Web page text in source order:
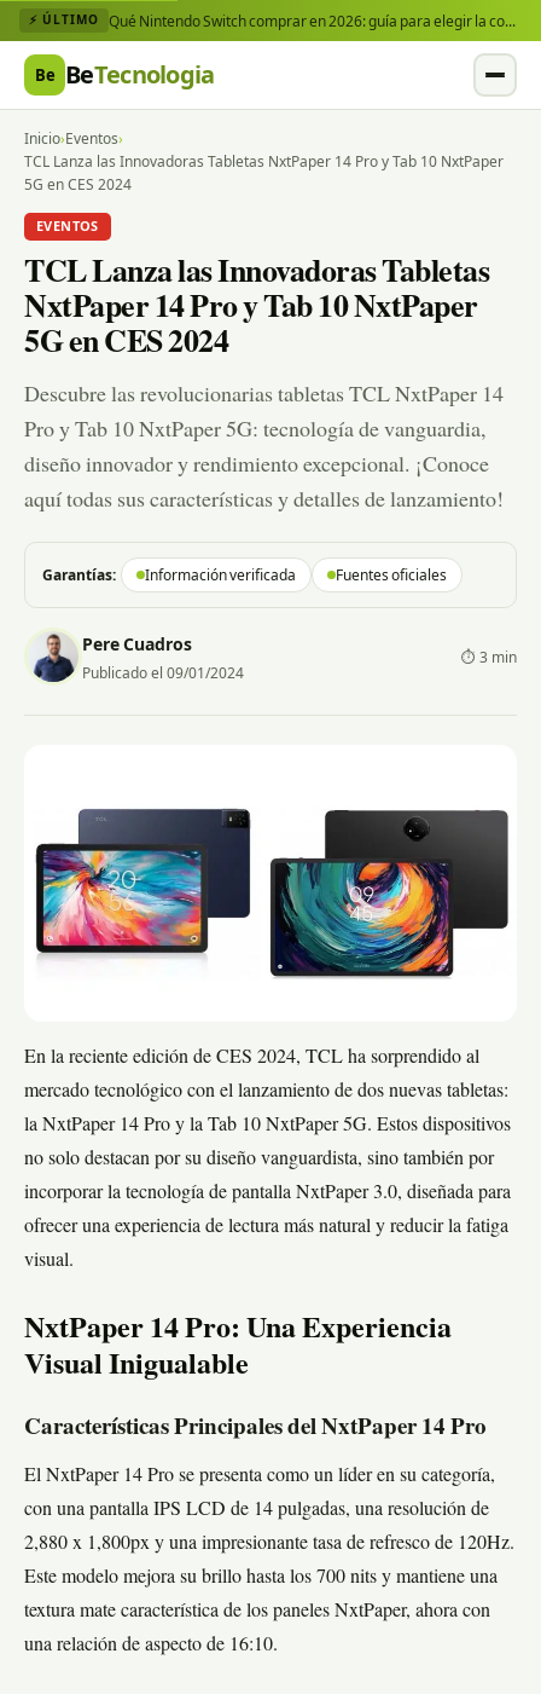
⚡ ÚLTIMO Qué Nintendo Switch comprar en 2026: guía para elegir la consola y los juegos que necesitas
Be BeTecnologia
Inicio›Eventos›
TCL Lanza las Innovadoras Tabletas NxtPaper 14 Pro y Tab 10 NxtPaper
5G en CES 2024
EVENTOS
TCL Lanza las Innovadoras Tabletas
NxtPaper 14 Pro y Tab 10 NxtPaper
5G en CES 2024
Descubre las revolucionarias tabletas TCL NxtPaper 14
Pro y Tab 10 NxtPaper 5G: tecnología de vanguardia,
diseño innovador y rendimiento excepcional. ¡Conoce
aquí todas sus características y detalles de lanzamiento!
Garantías: Información verificada Fuentes oficiales
Pere Cuadros
Publicado el 09/01/2024
⏱ 3 min
En la reciente edición de CES 2024, TCL ha sorprendido al
mercado tecnológico con el lanzamiento de dos nuevas tabletas:
la NxtPaper 14 Pro y la Tab 10 NxtPaper 5G. Estos dispositivos
no solo destacan por su diseño vanguardista, sino también por
incorporar la tecnología de pantalla NxtPaper 3.0, diseñada para
ofrecer una experiencia de lectura más natural y reducir la fatiga
visual.
NxtPaper 14 Pro: Una Experiencia
Visual Inigualable
Características Principales del NxtPaper 14 Pro
El NxtPaper 14 Pro se presenta como un líder en su categoría,
con una pantalla IPS LCD de 14 pulgadas, una resolución de
2,880 x 1,800px y una impresionante tasa de refresco de 120Hz.
Este modelo mejora su brillo hasta los 700 nits y mantiene una
textura mate característica de los paneles NxtPaper, ahora con
una relación de aspecto de 16:10.